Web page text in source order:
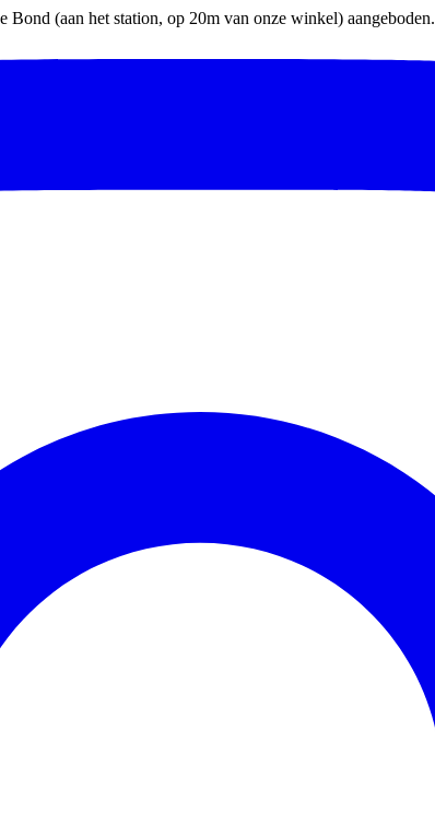
(aan het station, op 20m van onze winkel) aangeboden.